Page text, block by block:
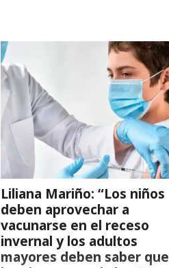
Liliana Mariño: “Los niños
deben aprovechar a
vacunarse en el receso
invernal y los adultos
mayores deben saber que